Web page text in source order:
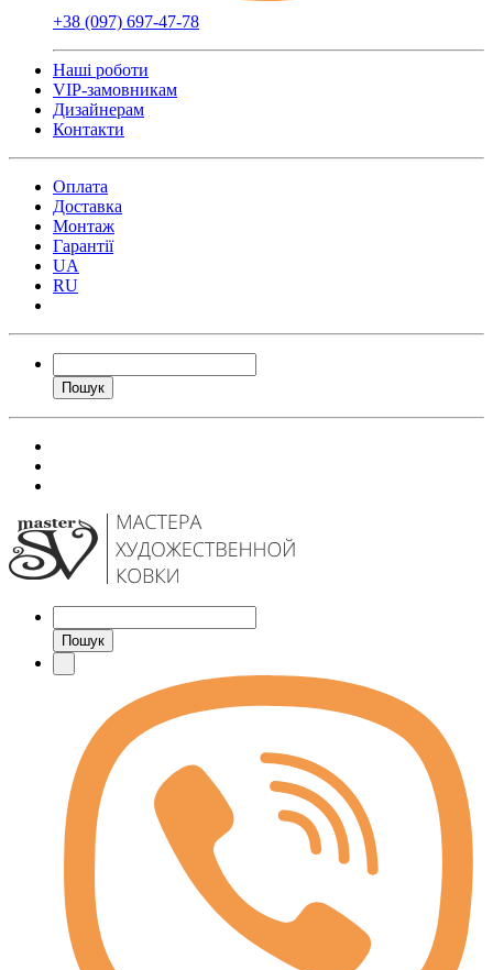
+38 (097) 697-47-78
Наші роботи
VIP-замовникам
Дизайнерам
Контакти
Оплата
Доставка
Монтаж
Гарантії
UA
RU
Пошук
Пошук